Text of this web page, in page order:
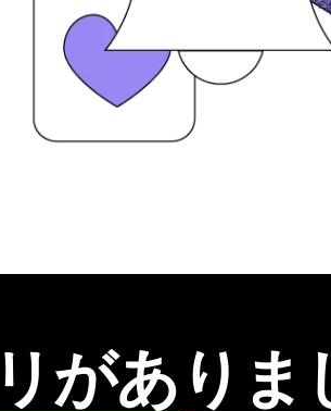
がありま